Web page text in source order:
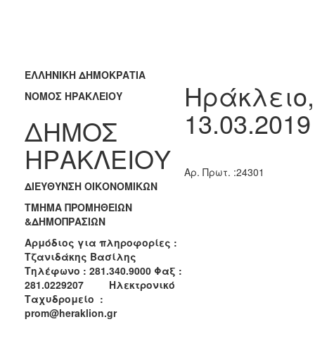
2017
2016
2013
ΔΗΜΟΤΗΣ
ΕΠΙΣΚΕΠΤΗΣ
ΗΡΑΚΛΕΙΟ
ΕΛΛΗΝΙΚΗ ΔΗΜΟΚΡΑΤΙΑ
ΝΟΜΟΣ ΗΡΑΚΛΕΙΟΥ
ΔΗΜΟΣ
ΗΡΑΚΛΕΙΟΥ
ΔΙΕΥΘΥΝΣΗ ΟΙΚΟΝΟΜΙΚΩΝ
ΤΜΗΜΑ ΠΡΟΜΗΘΕΙΩΝ
&ΔΗΜΟΠΡΑΣΙΩΝ
Αρμόδιος για πληροφορίες :
Τζανιδάκης Βασίλης
Τηλέφωνο : 281.340.9000 Φαξ :
281.0229207 Ηλεκτρονικό
Ταχυδρομείο :
prom@heraklion.gr
Ηράκλειο,
13.03.2019
Aρ. Πρωτ. :24301